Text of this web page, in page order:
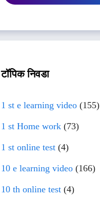
टॉपिक निवडा
1 st e learning video(155)
1 st Home work(73)
1 st online test(4)
10 e learning video(166)
10 th online test(4)